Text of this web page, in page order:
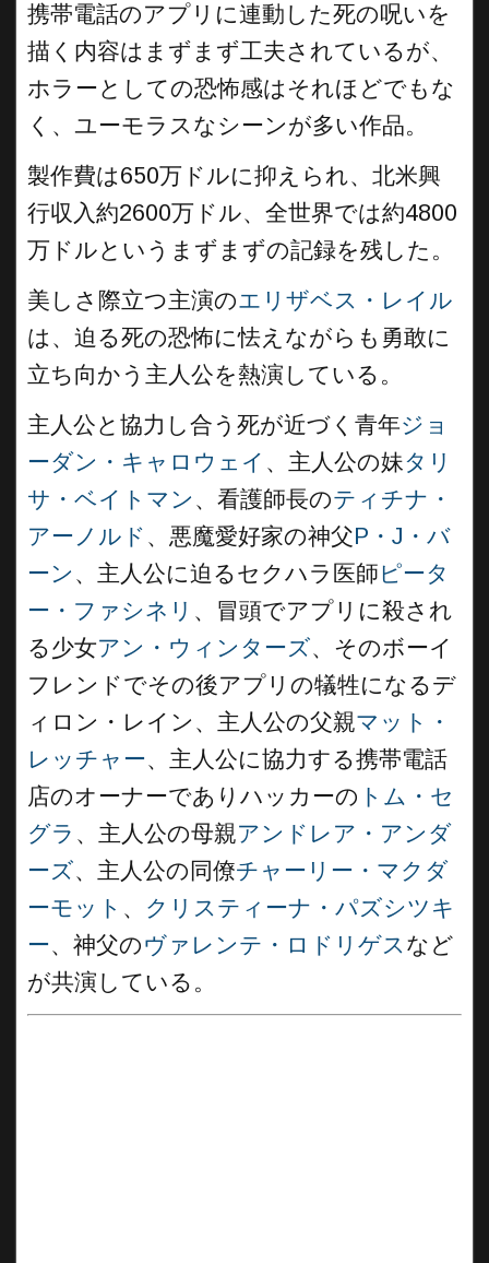
携帯電話のアプリに連動した死の呪いを
描く内容はまずまず工夫されているが、
ホラーとしての恐怖感はそれほどでもな
く、ユーモラスなシーンが多い作品。
製作費は650万ドルに抑えられ、北米興
行収入約2600万ドル、全世界では約4800
万ドルというまずまずの記録を残した。
美しさ際立つ主演のエリザベス・レイル
は、迫る死の恐怖に怯えながらも勇敢に
立ち向かう主人公を熱演している。
主人公と協力し合う死が近づく青年ジョ
ーダン・キャロウェイ 、主人公の妹タリ
サ・ベイトマン 、看護師長のティチナ・
アーノルド 、悪魔愛好家の神父P・J・バ
ーン 、主人公に迫るセクハラ医師ピータ
ー・ファシネリ 、冒頭でアプリに殺され
る少女アン・ウィンターズ、そのボーイ
フレンドでその後アプリの犠牲になるデ
ィロン・レイン、主人公の父親マット・
レッチャー、主人公に協力する携帯電話
店のオーナーでありハッカーの トム・セ
グラ 、主人公の母親アンドレア・アンダ
ーズ、主人公の同僚チャーリー・マクダ
ーモット 、 クリスティーナ・パズシツキ
ー、神父のヴァレンテ・ロドリゲスなど
が共演している。